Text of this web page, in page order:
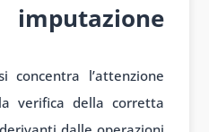
concentra l’attenzione
verifica della corretta